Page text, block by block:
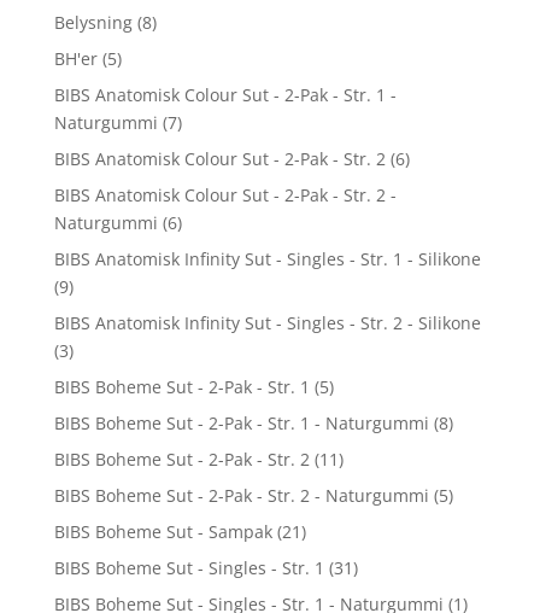
Belysning (8)
BH'er (5)
BIBS Anatomisk Colour Sut - 2-Pak - Str. 1 -
Naturgummi (7)
BIBS Anatomisk Colour Sut - 2-Pak - Str. 2 (6)
BIBS Anatomisk Colour Sut - 2-Pak - Str. 2 -
Naturgummi (6)
BIBS Anatomisk Infinity Sut - Singles - Str. 1 - Silikone
(9)
BIBS Anatomisk Infinity Sut - Singles - Str. 2 - Silikone
(3)
BIBS Boheme Sut - 2-Pak - Str. 1 (5)
BIBS Boheme Sut - 2-Pak - Str. 1 - Naturgummi (8)
BIBS Boheme Sut - 2-Pak - Str. 2 (11)
BIBS Boheme Sut - 2-Pak - Str. 2 - Naturgummi (5)
BIBS Boheme Sut - Sampak (21)
BIBS Boheme Sut - Singles - Str. 1 (31)
BIBS Boheme Sut - Singles - Str. 1 - Naturgummi (1)